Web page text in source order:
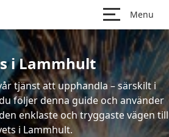
Menu
i Lammhult
tjänst att upphandla – särskilt i
följer denna guide och använder
enklaste och tryggaste vägen till
i Lammhult.